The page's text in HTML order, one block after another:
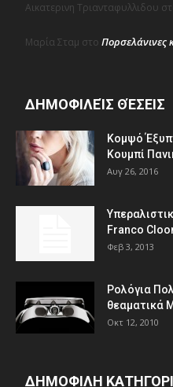
Αικατερινη Τριανταφυλλιδου
Μαρία Σταμ στο Πορσελάνινες
ΔΗΜΟΦΙΛΕΊΣ ΘΈΣΕΙΣ
Κομψό
Κουμπί
Αυγ 26, 2016
Franco
Φεβ 3, 2013
Ρολόγια
θεαματικά
Οκτ 12, 2010
ΔΗΜΟΦΙΛΗ